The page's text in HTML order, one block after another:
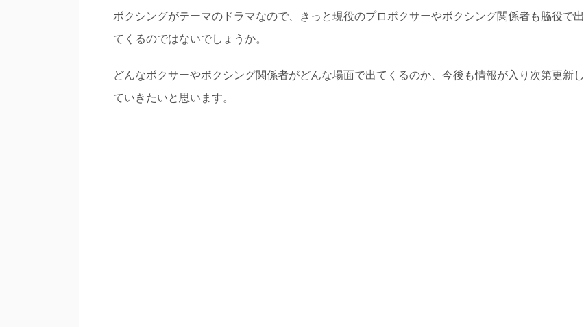
ボクシングがテーマのドラマなので、きっと現役のプロボクサーやボクシング関係者も脇役で出
てくるのではないでしょうか。
どんなボクサーやボクシング関係者がどんな場面で出てくるのか、今後も情報が入り次第更新し
ていきたいと思います。